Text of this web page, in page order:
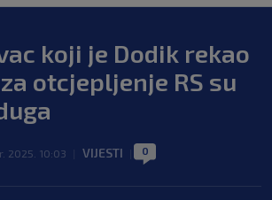
koji je Dodik rekao
otcjepljenje RS su
2025. 10:03 VIJESTI 0